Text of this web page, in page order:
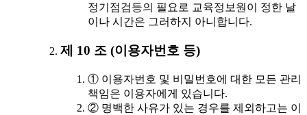
정기점검등의 필요로 교육정보원이 정한 날
이나 시간은 그러하지 아니합니다.
제 10 조 (이용자번호 등)
① 이용자번호 및 비밀번호에 대한 모든 관리
책임은 이용자에게 있습니다.
② 명백한 사유가 있는 경우를 제외하고는 이